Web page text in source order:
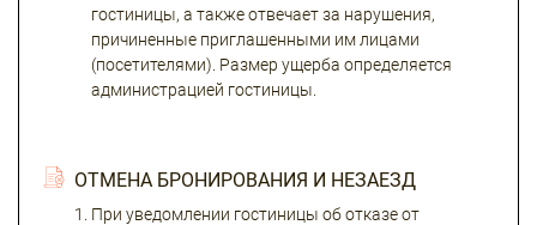
гостиницы, а также отвечает за нарушения,
причиненные приглашенными им лицами
(посетителями). Размер ущерба определяется
администрацией гостиницы.
ОТМЕНА БРОНИРОВАНИЯ И НЕЗАЕЗД
При уведомлении гостиницы об отказе от